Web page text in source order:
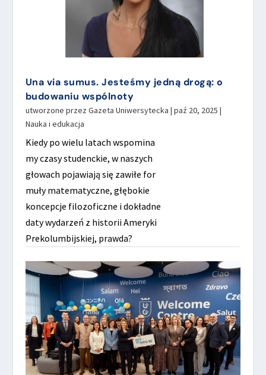
Una via sumus. Jesteśmy jedną drogą: o
budowaniu wspólnoty
utworzone przez Gazeta Uniwersytecka | paź 20, 2025 |
Nauka i edukacja
Kiedy po wielu latach wspomina
my czasy studenckie, w naszych
głowach pojawiają się zawiłe for
muły matematyczne, głębokie
koncepcje filozoficzne i dokładne
daty wydarzeń z historii Ameryki
Prekolumbijskiej, prawda?